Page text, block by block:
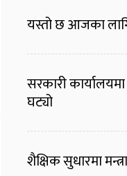
यस्तो छ आजका
सरकारी
घट्यो
शैक्षिक सुधारमा